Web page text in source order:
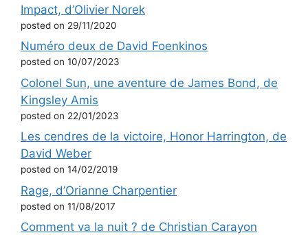
Impact, d’Olivier Norek
posted on 29/11/2020
Numéro deux de David Foenkinos
posted on 10/07/2023
Colonel Sun, une aventure de James Bond, de
Kingsley Amis
posted on 22/01/2023
Les cendres de la victoire, Honor Harrington, de
David Weber
posted on 14/02/2019
Rage, d’Orianne Charpentier
posted on 11/08/2017
Comment va la nuit ? de Christian Carayon